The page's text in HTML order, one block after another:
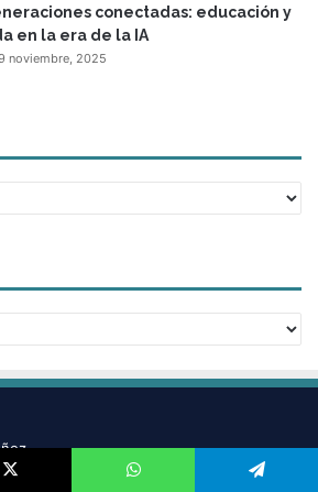
conectadas: educación y
en la era de la IA
noviembre, 2025
Alvarado/Isabel Ballén/Jesús David